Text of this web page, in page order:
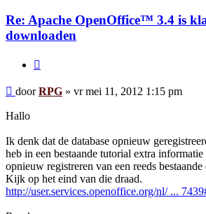
Re: Apache OpenOffice™ 3.4 is
downloaden
Bericht
doorRPG » vr mei 11, 2012 1:15 pm
Hallo
Ik denk dat de database opnieuw
heb in een bestaande tutorial extra
opnieuw registreren van een reeds bestaande
Kijk op het eind van die draad.
http://user.services.openoffice.org/nl/ ...